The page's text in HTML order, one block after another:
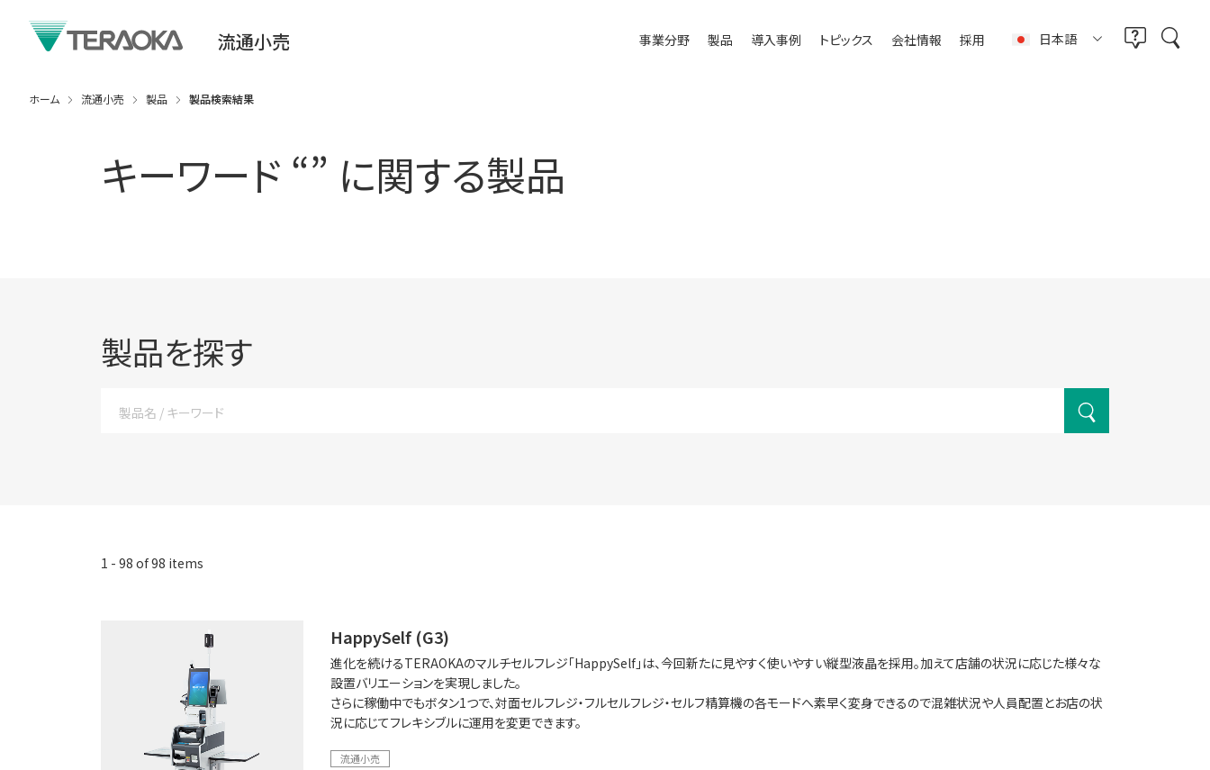
流通小売 事業分野 製品 導入事例 トピックス 会社情報 採用 日本語
ホーム 流通小売 製品 製品検索結果
キーワード “” に関する製品
製品を探す
1 - 98 of98 items
HappySelf (G3)
進化を続けるTERAOKAのマルチセルフレジ「HappySelf」は、今回新たに見やすく使いやすい縦型液晶を採用。加えて店舗の状況に応じた様々な
設置バリエーションを実現しました。
さらに稼働中でもボタン1つで、対面セルフレジ・フルセルフレジ・セルフ精算機の各モードへ素早く変身できるので混雑状況や人員配置とお店の状
況に応じてフレキシブルに運用を変更できます。
流通小売